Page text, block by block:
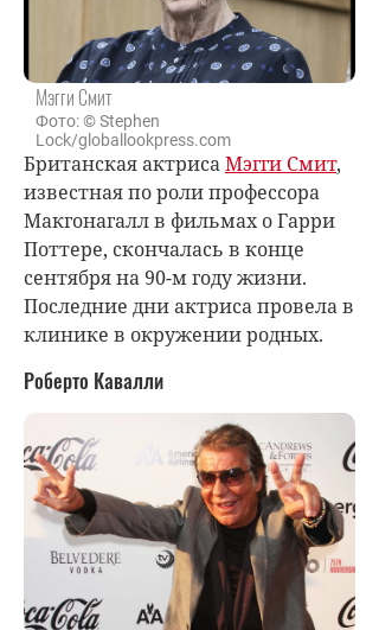
Мэгги Смит
Фото: © Stephen
Lock/globallookpress.com
Британская актрисаМэгги Смит,
известная по роли профессора
Макгонагалл в фильмах о Гарри
Поттере, скончалась в конце
сентября на 90-м году жизни.
Последние дни актриса провела в
клинике в окружении родных.
Роберто Кавалли